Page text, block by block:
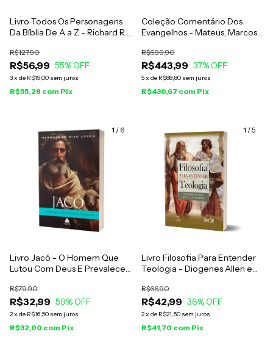
Livro Todos Os Personagens
Da Bíblia De A a Z - Richard R.
R$56,99
R$127,90
55% OFF
3x de R$19,00 sem juros
R$55,28 com Pix
Coleção Comentário Dos
Evangelhos - Mateus, Marcos,
- 6 Volumes
R$443,99
R$699,90
37% OFF
5x de R$88,80 sem juros
R$430,67 com Pix
1 / 6
Livro Jacó - O Homem Que
Lutou Com Deus E Prevaleceu
R$32,99
R$79,90
59% OFF
2x de R$16,50 sem juros
R$32,00 com Pix
1 /5
Livro Filosofia Para Entender
Teologia - Diogenes Allen e
R$42,99
R$66,90
36% OFF
2x de R$21,50 sem juros
R$41,70 com Pix